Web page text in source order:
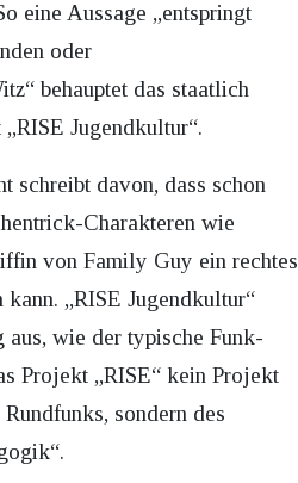
eine Aussage „entspringt
oder
behauptet das staatlich
Jugendkultur“.
schreibt davon, dass schon
Charakteren wie
von Family Guy ein rechtes
kann. „RISE Jugendkultur“
aus, wie der typische Funk-
Projekt „RISE“ kein Projekt
sondern des